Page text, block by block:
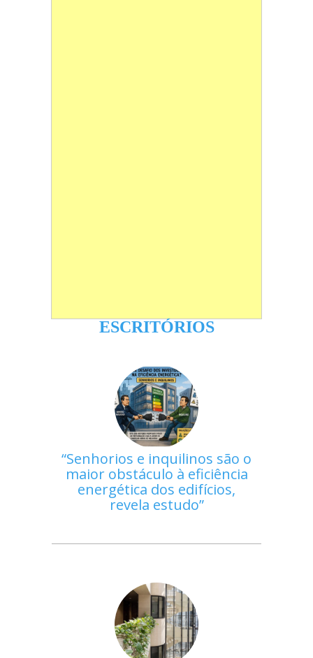
ESCRITÓRIOS
Senhorios e inquilinos são o
maior obstáculo à eficiência
energética dos edifícios,
revela estudo